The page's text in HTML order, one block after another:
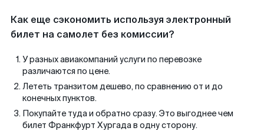
Как еще сэкономить используя электронный
билет на самолет без комиссии?
У разных авиакомпаний услуги по перевозке
различаются по цене.
Лететь транзитом дешево, по сравнению от и до
конечных пунктов.
Покупайте туда и обратно сразу. Это выгоднее чем
билет Франкфурт Хургада в одну сторону.